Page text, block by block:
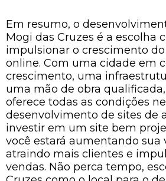
Em resumo, o
Mogi das Cruzes é a escolha
impulsionar o crescimento
online. Com uma cidade em
crescimento, uma
uma mão de obra
oferece todas as condições
desenvolvimento de sites de
investir em um site bem
você estará aumentando sua
atraindo mais clientes e
vendas. Não perca tempo,